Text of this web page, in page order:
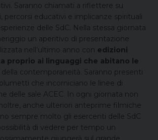
Saranno chiamati a riflettere su
percorsi educativi e implicanze spirituali
delle SdC. Nella stessa giornata
un aperitivo di presentazione
nell’ultimo anno con edizioni
proprio ai linguaggi che abitano le
contemporaneità. Saranno presenti
che incorniciano le linee di
delle sale ACEC. In ogni giornata non
anche ulteriori anteprime filmiche
sempre molto gli esercenti delle SdC
di vedere per tempo un